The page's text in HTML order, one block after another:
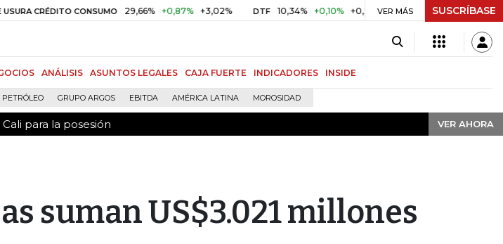
CONSUMO 29,66% +0,87% +3,02% DTF 10,34% +0,10% +0,98% UVR $ 416,86 +$ 0,05 +0,01%
VER MÁS SUSCRÍBASE
ANÁLISIS ASUNTOS LEGALES CAJA FUERTE INDICADORES INSIDE
PETRÓLEO GRUPO ARGOS EBITDA AMÉRICA LATINA MOROSIDAD
para la posesión VER AHORA
para la posesión VER AHORA
suman US$3.021 millones